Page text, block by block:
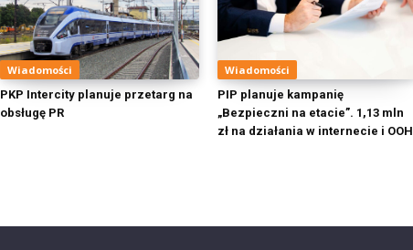
Wiadomości
PKP Intercity planuje przetarg na
obsługę PR
Wiadomości
PIP planuje kampanię
„Bezpieczni na etacie”. 1,13 mln
zł na działania w internecie i OOH